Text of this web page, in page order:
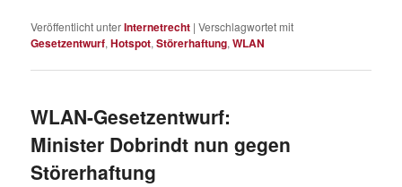
Veröffentlicht unterInternetrecht |Verschlagwortet mit
Gesetzentwurf,Hotspot,Störerhaftung,WLAN
WLAN-Gesetzentwurf:
Minister Dobrindt nun gegen
Störerhaftung